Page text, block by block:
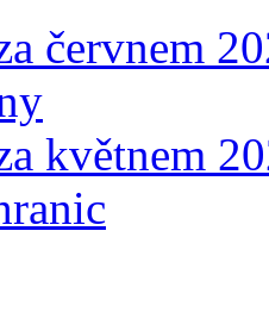
červnem
květnem